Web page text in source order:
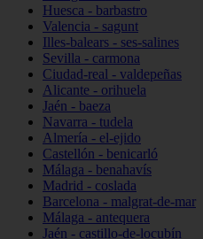
Huesca - barbastro
Valencia - sagunt
Illes-balears - ses-salines
Sevilla - carmona
Ciudad-real - valdepeñas
Alicante - orihuela
Jaén - baeza
Navarra - tudela
Almería - el-ejido
Castellón - benicarló
Málaga - benahavís
Madrid - coslada
Barcelona - malgrat-de-mar
Málaga - antequera
Jaén - castillo-de-locubín